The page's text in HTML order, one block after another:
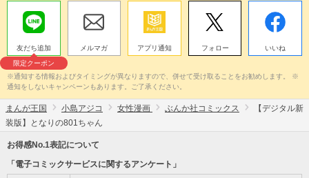
友だち追加
限定クーポン
メルマガ アプリ通知 フォロー いいね
※通知する情報およびタイミングが異なりますので、併せて受け取ることをお勧めします。 ※
通知をしないキャンペーンもあります。ご了承ください。
まんが王国 小島アジコ 女性漫画 ぶんか社コミックス
【デジタル新
装版】となりの801ちゃん
お得感No.1表記について
「電子コミックサービスに関するアンケート」